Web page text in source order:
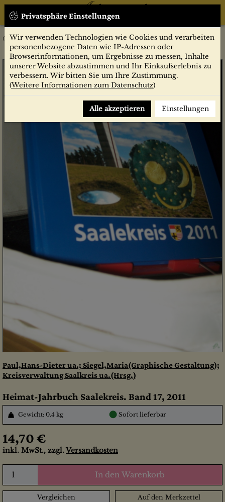
Privatsphäre Einstellungen
Wir verwenden Technologien wie Cookies und verarbeiten
personenbezogene Daten wie IP-Adressen oder
Browserinformationen, um Ergebnisse zu messen, Inhalte
unserer Website abzustimmen und Ihr Einkaufserlebnis zu
verbessern. Wir bitten Sie um Ihre Zustimmung.
(Weitere Informationen zum Datenschutz)
Alle akzeptieren Einstellungen
Sachbücher Heimat-Jahrbuch Saalekreis. Band 17, 2011
Paul,Hans-Dieter ua.; Siegel,Maria(Graphische Gestaltung);
Kreisverwaltung Saalkreis ua.(Hrsg.)
Heimat-Jahrbuch Saalekreis. Band 17, 2011
Gewicht: 0.4 kg ● Sofort lieferbar
14,70 €
inkl. MwSt., zzgl. Versandkosten
In den Warenkorb
Vergleichen Auf den Merkzettel